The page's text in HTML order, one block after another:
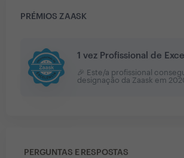
PRÉMIOS ZAASK
1 vez Profissional de
🎉 Este/a profissional
designação da Zaask em
PERGUNTAS E RESPOSTAS